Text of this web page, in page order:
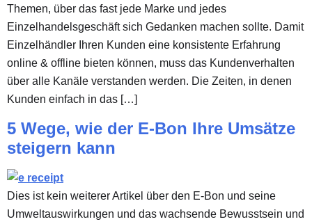
Themen, über das fast jede Marke und jedes
Einzelhandelsgeschäft sich Gedanken machen sollte. Damit
Einzelhändler Ihren Kunden eine konsistente Erfahrung
online & offline bieten können, muss das Kundenverhalten
über alle Kanäle verstanden werden. Die Zeiten, in denen
Kunden einfach in das […]
5 Wege, wie der E-Bon Ihre Umsätze
steigern kann
Dies ist kein weiterer Artikel über den E-Bon und seine
Umweltauswirkungen und das wachsende Bewusstsein und